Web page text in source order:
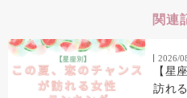
関連
2026/
【星
訪れ